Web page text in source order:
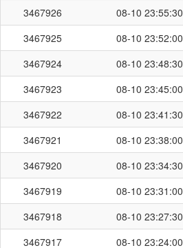
3467926
08-10 23:55:30
3467925
08-10 23:52:00
3467924
08-10 23:48:30
3467923
08-10 23:45:00
3467922
08-10 23:41:30
3467921
08-10 23:38:00
3467920
08-10 23:34:30
3467919
08-10 23:31:00
3467918
08-10 23:27:30
3467917
08-10 23:24:00